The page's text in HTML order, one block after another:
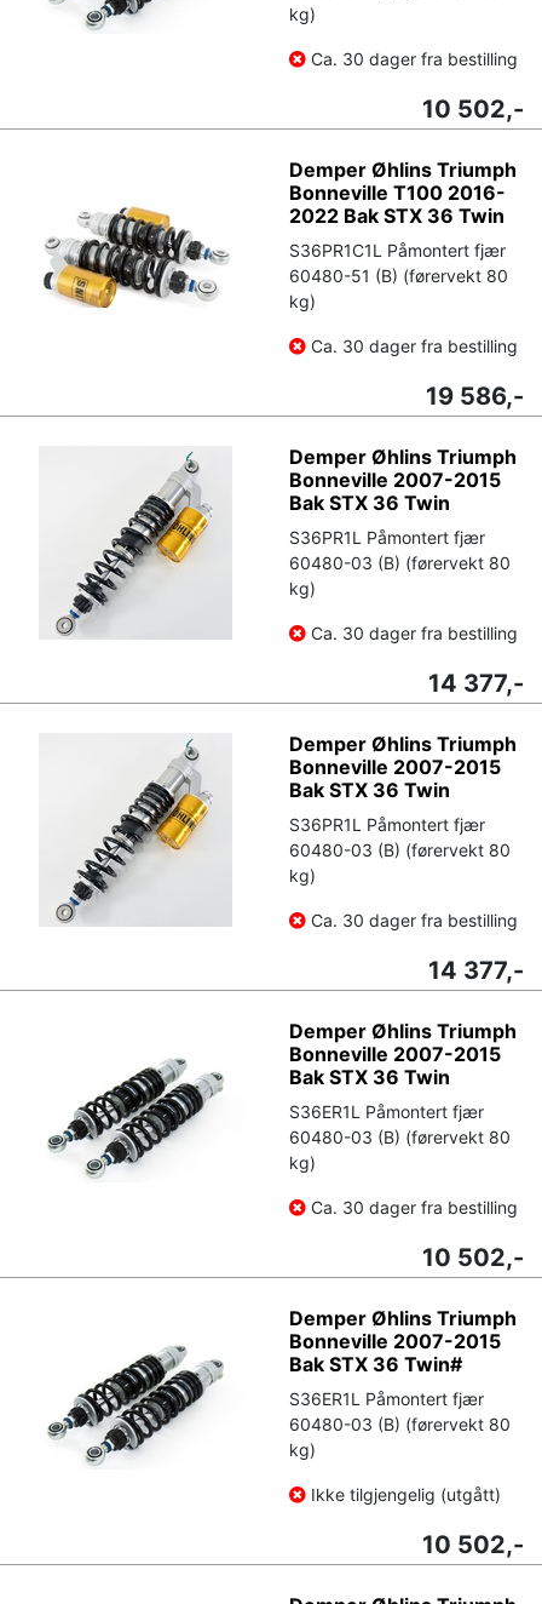
kg)
Ca. 30 dager fra bestilling
10 502,-
Demper Øhlins Triumph
Bonneville T100 2016-
2022 Bak STX 36 Twin
S36PR1C1L Påmontert fjær
60480-51 (B) (førervekt 80
kg)
Ca. 30 dager fra bestilling
19 586,-
Demper Øhlins Triumph
Bonneville 2007-2015
Bak STX 36 Twin
S36PR1L Påmontert fjær
60480-03 (B) (førervekt 80
kg)
Ca. 30 dager fra bestilling
14 377,-
Demper Øhlins Triumph
Bonneville 2007-2015
Bak STX 36 Twin
S36PR1L Påmontert fjær
60480-03 (B) (førervekt 80
kg)
Ca. 30 dager fra bestilling
14 377,-
Demper Øhlins Triumph
Bonneville 2007-2015
Bak STX 36 Twin
S36ER1L Påmontert fjær
60480-03 (B) (førervekt 80
kg)
Ca. 30 dager fra bestilling
10 502,-
Demper Øhlins Triumph
Bonneville 2007-2015
Bak STX 36 Twin#
S36ER1L Påmontert fjær
60480-03 (B) (førervekt 80
kg)
Ikke tilgjengelig (utgått)
10 502,-